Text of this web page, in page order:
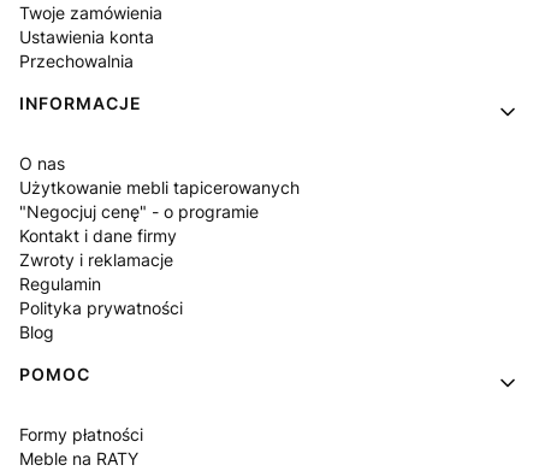
Twoje zamówienia
Ustawienia konta
Przechowalnia
INFORMACJE
O nas
Użytkowanie mebli tapicerowanych
"Negocjuj cenę" - o programie
Kontakt i dane firmy
Zwroty i reklamacje
Regulamin
Polityka prywatności
Blog
POMOC
Formy płatności
Meble na RATY